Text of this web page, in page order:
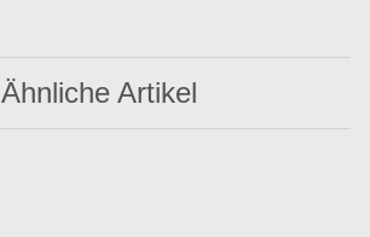
Ähnliche Artikel